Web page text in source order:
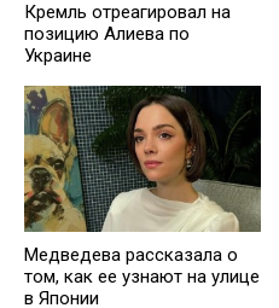
Кремль отреагировал на
позицию Алиева по
Украине
Медведева рассказала о
том, как ее узнают на улице
в Японии